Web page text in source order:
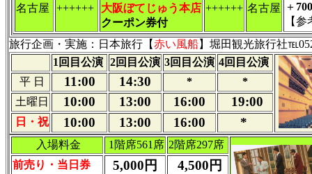
＋ 700
【
名古屋 ++++++
大阪ぼてじゅう本店
クーポン券付
++++++ 名古屋
旅行企画・実施：日本旅行【赤い風船】堀田観光旅行社
1回目公演 2回目公演 3回目公演 4回目公演
平 日
11:00 14:30 *
*
土曜日 10:00 13:00 16:00 19:00
日・祝 10:00 13:00 16:00 *
入場料金 1階席561席 2階席297席
前売り・当日券
5,000円 4,500円